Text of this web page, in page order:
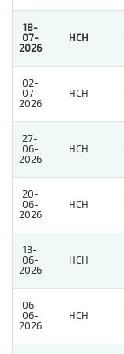
18-
07-
2026
HCH
02-
07-
2026
HCH
27-
06-
2026
HCH
20-
06-
2026
HCH
13-
06-
2026
HCH
06-
06-
2026
HCH